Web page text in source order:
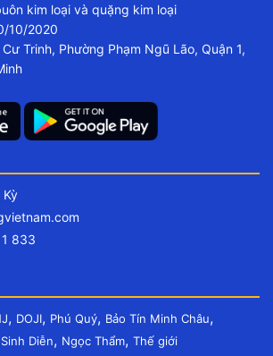
kim loại và quặng kim loại
10/2020
Trinh, Phường Phạm Ngũ Lão, Quận 1,
Kỳ
833
, DOJI, Phú Quý, Bảo Tín Minh Châu,
Sinh Diễn, Ngọc Thẩm, Thế giới